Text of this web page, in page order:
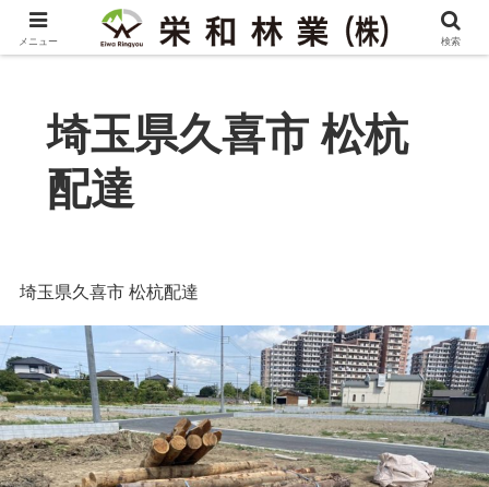
埼玉県久喜市 松杭
配達
埼玉県久喜市 松杭配達
メニュー 検索